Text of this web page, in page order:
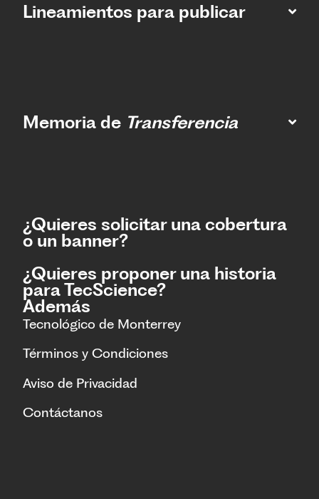
Lineamientos para publicar
Memoria de Transferencia
¿Quieres solicitar una cobertura
o un banner?
¿Quieres proponer una historia
para TecScience?
Además
Tecnológico de Monterrey
Términos y Condiciones
Aviso de Privacidad
Contáctanos